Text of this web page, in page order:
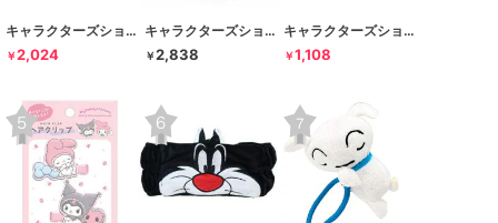
キャラクターズショップ ラフラフ
￥2,024
キャラクターズショップ ラフラフ
￥2,838
キャラクターズショップ ラフラフ
￥1,108